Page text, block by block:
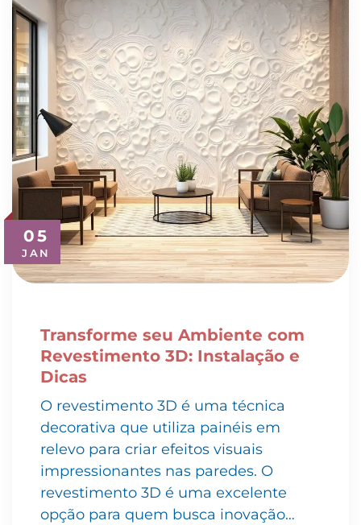
05
JAN
Transforme seu Ambiente com
Revestimento 3D: Instalação e
Dicas
O revestimento 3D é uma técnica
decorativa que utiliza painéis em
relevo para criar efeitos visuais
impressionantes nas paredes. O
revestimento 3D é uma excelente
opção para quem busca inovação…